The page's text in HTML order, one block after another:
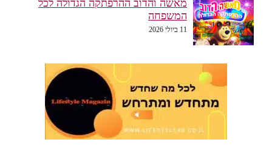
מאשה והדוב ההרפתקה הגדולה לכל
המשפחה
11 ביולי 2026